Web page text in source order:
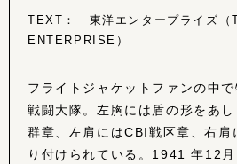
TEXT： 東洋エンタープライズ（
ENTERPRISE）
フライトジャケットファンの中
戦闘大隊。左胸には盾の形をあ
群章、左肩にはCBI戦区章、右肩
り付けられている。1941 年12